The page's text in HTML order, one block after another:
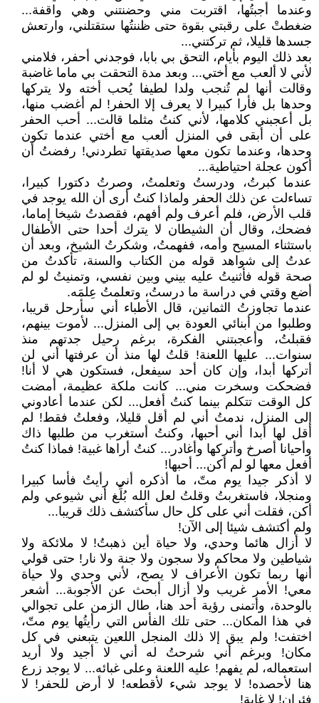
وعندما أجبتُها، اقتربت مني وحضنتني وهي واقفة...
ضغطتْ على رقبتي بقوة حتى ظننتُها ستقتلني، وارتعش
جسدها قليلا، ثم تركتني...
بعد ذلك اليوم بأيام، التحق بي بابا، فوجدني أحفر، فلامني
لأني لا ألعب مع أختي... وبعد مدة التحقت بي ماما غاضبة
وقالت أنها لم تُنجب ولدا لطيفا يُحب أخته ولا يتركها
وحدها بل فأرا كبيرا لا يعرف إلا الحفر! لم أغضب منها،
بل أعجبني كلامها، لأني كنتُ مثلما قالت... أحب الحفر
على أن أبقى في المنزل ألعب مع أختي عندما تكون
وحدها، وعندما تكون معها صديقتها تطردني! رفضتُ أن
أكون عجلة احتياطية...
عندما كبرتُ، ودرستُ وتعلمتُ، وصرتُ دكتورا كبيرا،
تساءلت عن ذلك الحفر ولماذا كنتُ أرى أن الله يوجد في
قلب الأرض، فلم أعرف ولم أفهم، فقصدتُ شيخا إماما،
فضحك، وقال أن الشيطان لا يترك أحدا حتى الأطفال
باستثناء المسيح وأمه، ففهمتُ، وشكرتُ الشيخ، وبعد أن
عدتُ إلى شواهد قوله من الكتاب والسنة، تأكدتُ من
صحة قوله فأثنيتُ عليه بيني وبين نفسي، وتمنيتُ لو لم
أضع وقتي في دراسة ما درستُ، وتعلمتُ عِلمَه.
عندما تجاوزتُ الثمانين، قال الأطباء أني سأرحل قريبا،
وطلبوا من أبنائي العودة بي إلى المنزل... لأموت بينهم،
فقبلتُ، وأعجبتني الفكرة، برغم رحيل جدتهم منذ
سنوات... عليها اللعنة! قلتُ لها منذ أن عرفتها أني لن
أتركها أبدا، وإن كان أحد سيفعل، فستكون هي لا أنا!
فضحكت وسخرت مني... كانت ملكة عظيمة، أمضت
كل الوقت تتكلم بينما كنتُ أفعل... لكن عندما أعادوني
إلى المنزل، ندمتُ أني لم أقل قليلا، وفعلتُ فقط! لم
أقل لها أبدا أني أحبها، وكنتُ أستغرب من طلبها ذاك
وأحيانا أصرخ وأتركها وأغادر... كنتُ أراها غبية! فماذا كنتُ
أفعل معها لو لم أكن... أحبها!
لا أذكر جيدا يوم متّ، ما أذكره أني رأيتُ فأسا كبيرا
ومنجلا، فاستغربتُ وقلتُ لعل الله بُلِّغ أني شيوعي ولم
أكن، فقلت أني على كل حال سأكتشف ذلك قريبا...
ولم أكتشف شيئا إلى الآن!
لا أزال هائما وحدي، ولا حياة أين ذهبتُ! لا ملائكة ولا
شياطين ولا محاكم ولا سجون ولا جنة ولا نار! حتى قولي
أنها ربما تكون الأعراف لا يصح، لأني وحدي ولا حياة
معي! الأمر غريب ولا أزال أبحث عن الأجوبة... أشعر
بالوحدة، وأتمنى رؤية أحد هنا، طال الزمن على تجوالي
في هذا المكان... حتى تلك الفأس التي رأيتُها يوم متّ،
اختفت! ولم يبق إلا ذلك المنجل اللعين يتبعني في كل
مكان! وبرغم أني شرحتُ له أني لا أجيد ولا أريد
استعماله، لم يفهم! عليه اللعنة وعلى غبائه... لا يوجد زرع
هنا لأحصده! لا يوجد شيء لأقطعه! لا أرض للحفر! لا
فئران! لا غابة!